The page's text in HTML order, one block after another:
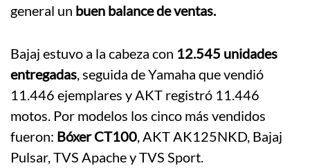
general un buen balance de ventas.
Bajaj estuvo a la cabeza con 12.545 unidades
entregadas, seguida de Yamaha que vendió
11.446 ejemplares y AKT registró 11.446
motos. Por modelos los cinco más vendidos
fueron: Bóxer CT100, AKT AK125NKD, Bajaj
Pulsar, TVS Apache y TVS Sport.